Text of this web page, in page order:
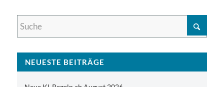
NEUESTE BEITRÄGE